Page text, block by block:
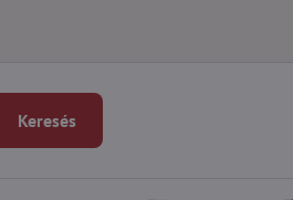
Keresés